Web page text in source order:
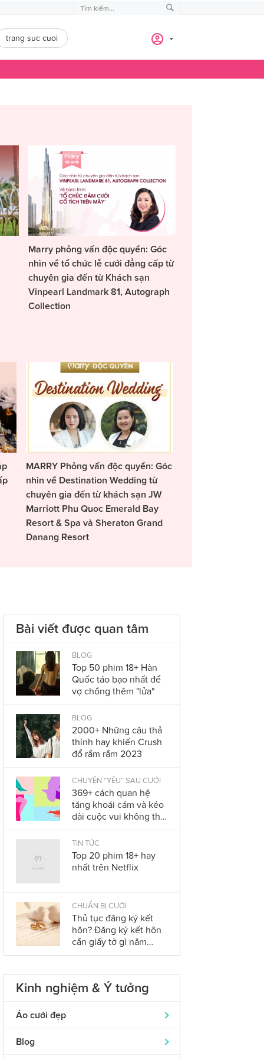
trang suc cuoi
Marry phỏng vấn độc quyền: Góc
nhìn về tổ chức lễ cưới đẳng cấp từ
chuyên gia đến từ Khách sạn
Vinpearl Landmark 81, Autograph
Collection
MARRY Phỏng vấn độc quyền: Góc
nhìn về Destination Wedding từ
chuyên gia đến từ khách sạn JW
Marriott Phu Quoc Emerald Bay
Resort & Spa và Sheraton Grand
Danang Resort
Bài viết được quan tâm
BLOG
Top 50 phim 18+ Hàn
Quốc táo bạo nhất để
vợ chồng thêm "lửa"
BLOG
2000+ Những câu thả
thính hay khiến Crush
đổ rầm rầm 2023
CHUYỆN “YÊU” SAU CƯỚI
369+ cách quan hệ
tăng khoái cảm và kéo
dài cuộc vui không thể
2023
TIN TỨC
Top 20 phim 18+ hay
nhất trên Netflix
CHUẨN BỊ CƯỚI
Thủ tục đăng ký kết
hôn? Đăng ký kết hôn
cần giấy tờ gì năm
2023?
Kinh nghiệm & Ý tưởng
Áo cưới đẹp
Áo dài cưới
319
Blog